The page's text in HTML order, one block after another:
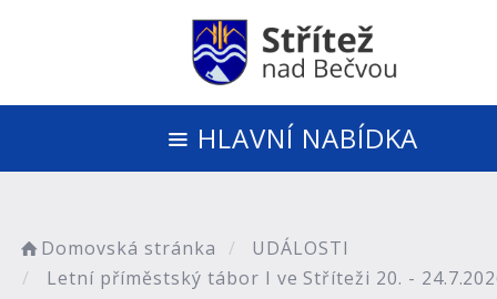
HLAVNÍ NABÍDKA
Domovská stránka
UDÁLOSTI
Letní příměstský tábor I ve Stříteži 20. -